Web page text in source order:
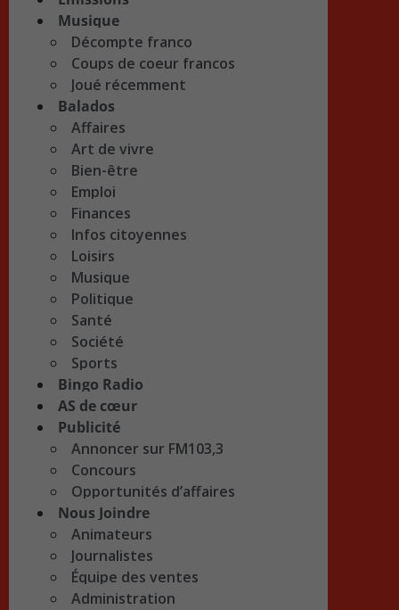
Musique
Décompte franco
Coups de coeur francos
Joué récemment
Balados
Affaires
Art de vivre
Bien-être
Emploi
Finances
Infos citoyennes
Loisirs
Musique
Politique
Santé
Société
Sports
Bingo Radio
AS de cœur
Publicité
Annoncer sur FM103,3
Concours
Opportunités d’affaires
Nous Joindre
Animateurs
Journalistes
Équipe des ventes
Administration